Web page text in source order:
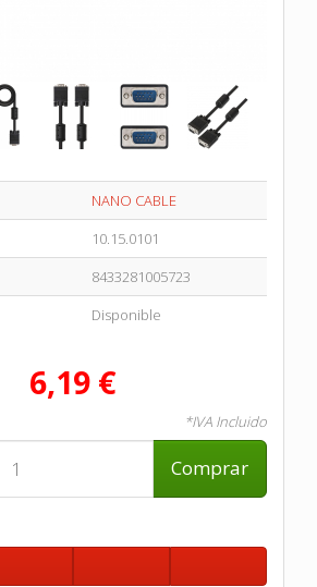
NANO CABLE
10.15.0101
8433281005723
Disponible
6,19 €
*IVA Incluido
Comprar